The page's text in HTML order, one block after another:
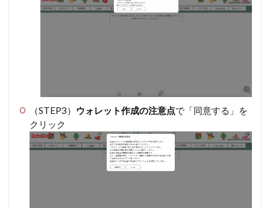
（STEP3） ウォレット作成の注意点で「同意する」を
クリック